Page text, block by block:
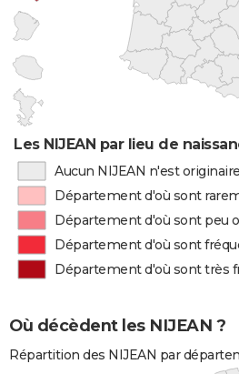
Les NIJEAN par lieu de
Aucun NIJEAN n'est
Département d'où sont
Département d'où sont peu
Département d'où sont
Département d'où sont très
Où décèdent les NIJEAN ?
Répartition des NIJEAN par